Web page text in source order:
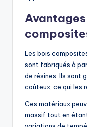
Les bois
sont fabriqués à
de résines. Ils sont
coûteux, ce qui les
Ces matériaux
massif tout en